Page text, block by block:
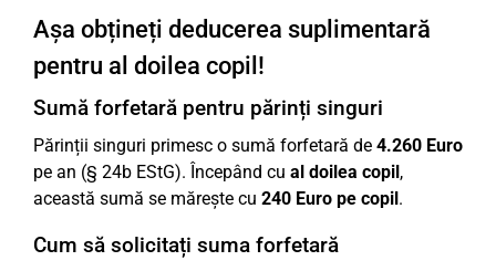
Așa obțineți deducerea suplimentară
pentru al doilea copil!
Sumă forfetară pentru părinți singuri
Părinții singuri primesc o sumă forfetară de 4.260 Euro
pe an (§ 24b EStG). Începând cu al doilea copil,
această sumă se mărește cu 240 Euro pe copil.
Cum să solicitați suma forfetară